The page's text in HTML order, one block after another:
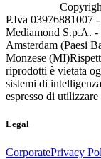
P.Iva 03976881007
Mediamond S.p.A. -
Amsterdam (Paesi
Monzese (MI)
riprodotti è vietata
sistemi di
espresso di
Legal
CorporatePrivacy